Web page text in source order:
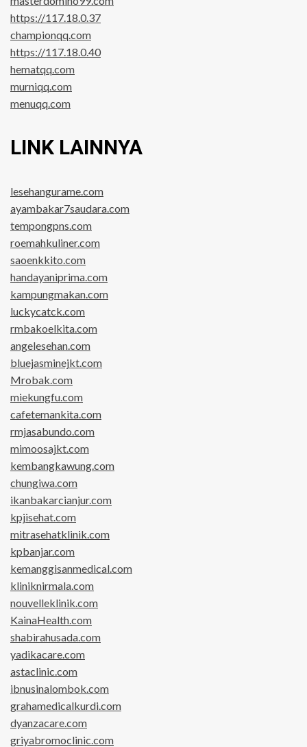
https://117.18.0.37
championqq.com
https://117.18.0.40
hematqq.com
murniqq.com
menuqq.com
LINK LAINNYA
lesehangurame.com
ayambakar7saudara.com
tempongpns.com
roemahkuliner.com
saoenkkito.com
handayaniprima.com
kampungmakan.com
luckycatck.com
rmbakoelkita.com
angelesehan.com
bluejasminejkt.com
Mrobak.com
miekungfu.com
cafetemankita.com
rmjasabundo.com
mimoosajkt.com
kembangkawung.com
chungiwa.com
ikanbakarcianjur.com
kpjisehat.com
mitrasehatklinik.com
kpbanjar.com
kemanggisanmedical.com
kliniknirmala.com
nouvelleklinik.com
KainaHealth.com
shabirahusada.com
yadikacare.com
astaclinic.com
ibnusinalombok.com
grahamedicalkurdi.com
dyanzacare.com
griyabromoclinic.com